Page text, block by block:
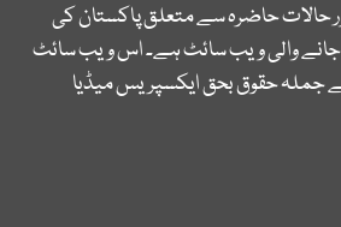
حالات حاضرہ سے متعلق پاکستان کی
والی ویب سائٹ ہے۔ اس ویب سائٹ
جملہ حقوق بحق ایکسپریس میڈیا